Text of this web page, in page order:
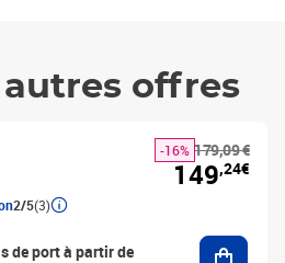
autres offres
2/5(3)
de port à partir de
179,09 €
-16%
149,24€